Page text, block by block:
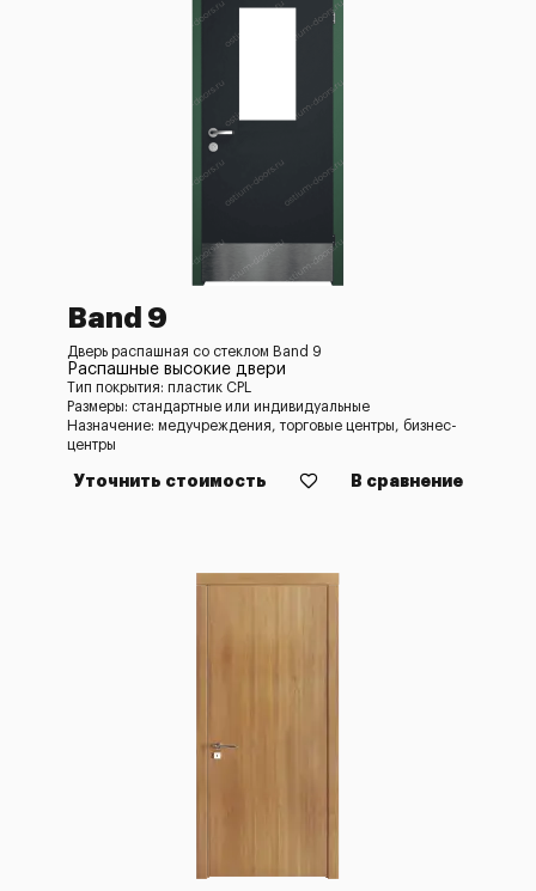
Band 9
Дверь распашная со стеклом Band 9
Распашные высокие двери
Тип покрытия: пластик CPL
Размеры: стандартные или индивидуальные
Назначение: медучреждения, торговые центры, бизнес-
центры
Уточнить стоимость В сравнение